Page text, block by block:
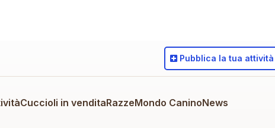
Cuccioli in venditaRazzeMondo CaninoNews
Pubblica la tua attività